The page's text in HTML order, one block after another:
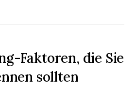
Faktoren, die Sie
sollten